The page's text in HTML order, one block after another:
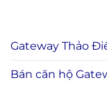
Gateway Thảo
Bán căn hộ